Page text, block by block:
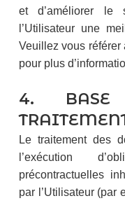
et d’améliorer le
l’Utilisateur une
Veuillez vous
pour plus
4. BASE
Le traitement des
l’exécution
précontractuelles
par l’Utilisateur (par